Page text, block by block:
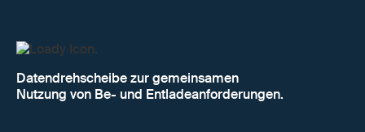
Datendrehscheibe zur gemeinsamen
Nutzung von Be- und Entladeanforderungen.